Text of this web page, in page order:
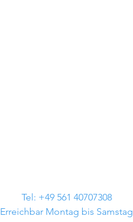
Tel: +49 561 40707308
Erreichbar Montag bis Samstag